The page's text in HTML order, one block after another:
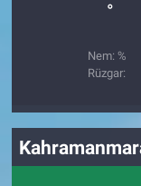
°
Nem: %
Rüzgar: